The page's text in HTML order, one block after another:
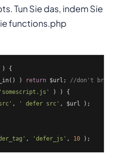
Tun Sie das, indem Sie
functions.php
)
{
) return $url;
//don't break
'somescript.js'
) ) {
, ' defer src' , $url );
, 'defer_js' , 10 );